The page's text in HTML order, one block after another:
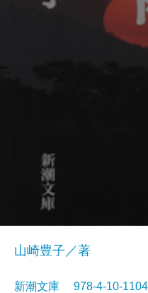
山崎豊子／著
新潮文庫 978-4-10-